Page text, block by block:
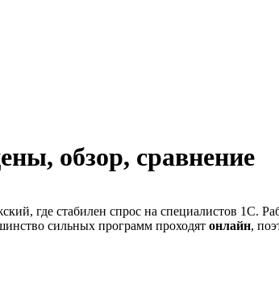
обзор, сравнение
где стабилен спрос на специалистов 1С.
сильных программ проходят онлайн,